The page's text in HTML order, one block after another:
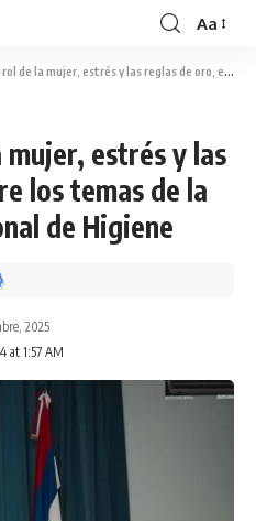
Aa
estrés y las reglas de oro, entre los temas de la Jornada Internacional de Higiene
estrés y las
los temas de la
de Higiene
at 1:57 AM
2025